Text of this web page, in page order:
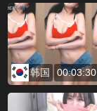
韩国 00:03:30